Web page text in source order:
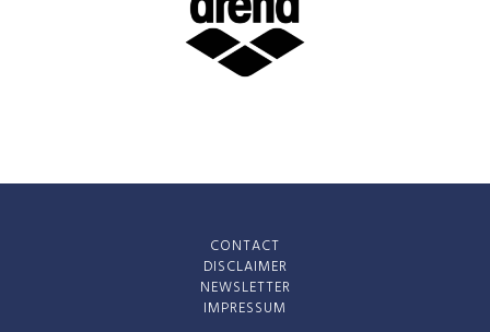
CONTACT
DISCLAIMER
NEWSLETTER
IMPRESSUM